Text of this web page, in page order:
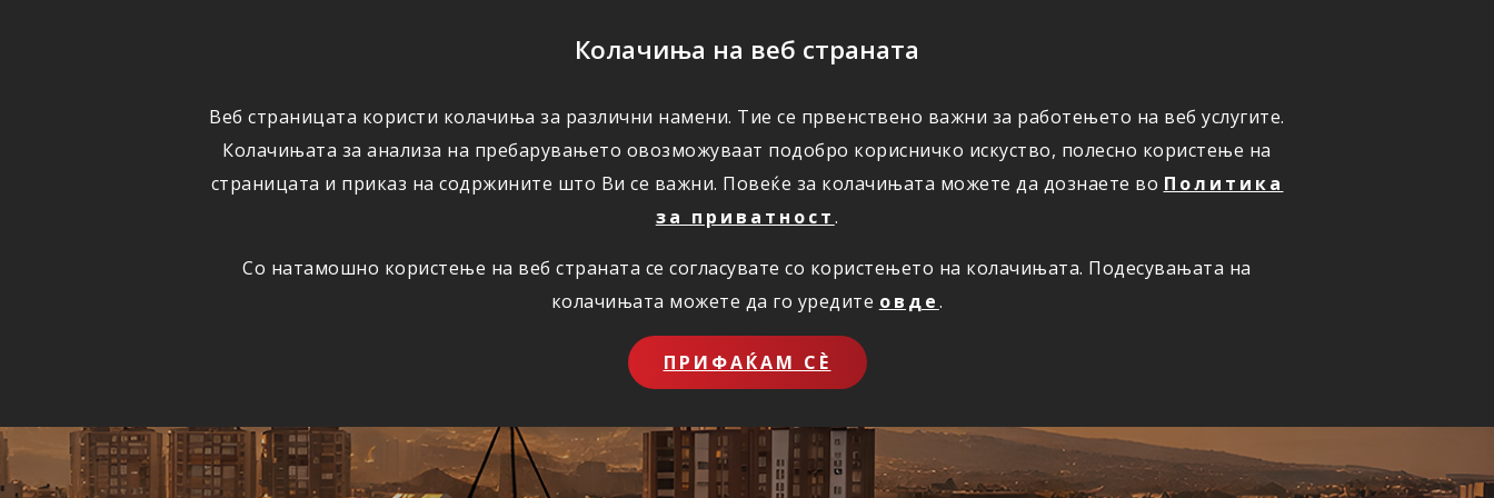
Колачиња на веб страната
Веб страницата користи колачиња за различни намени. Тие се првенствено важни за работењето на веб услугите.
Колачињата за анализа на пребарувањето овозможуваат подобро корисничко искуство, полесно користење на
страницата и приказ на содржините што Ви се важни. Повеќе за колачињата можете да дознаете во Политика
за приватност.
Со натамошно користење на веб страната се согласувате со користењето на колачињата. Подесувањата на
колачињата можете да го уредите овде.
ПРИФАЌАМ СЀ
ОСИГУРУВАЊЕ ШТЕТИ ПОВОЛНОСТИ КОРИСНО ЗА НАС ОНЛАЈН ПРИЈАВИ ШТЕТА
Едноставно преку интернет
АВТОМОБИЛСКА